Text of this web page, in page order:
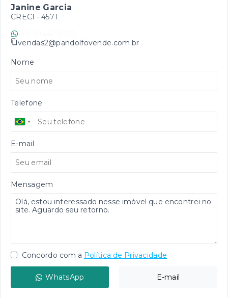
Janine Garcia
CRECI - 457T
vendas2@pandolfovende.com.br
Nome
Telefone
E-mail
Mensagem
Concordo com a Política de Privacidade
WhatsApp E-mail